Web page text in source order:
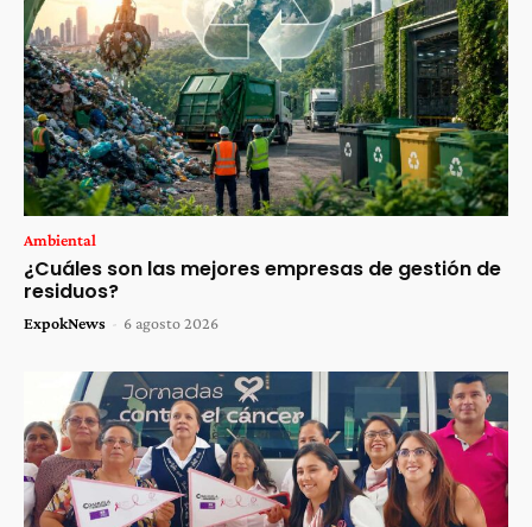
Ambiental
¿Cuáles son las mejores empresas de gestión de
residuos?
ExpokNews - 6 agosto 2026